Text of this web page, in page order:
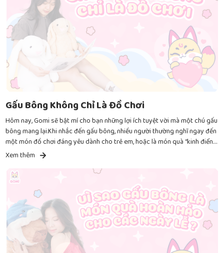
Gấu Bông Không Chỉ Là Đồ Chơi
Hôm nay, Gomi sẽ bật mí cho bạn những lợi ích tuyệt vời mà một chú gấu
bông mang lại.Khi nhắc đến gấu bông, nhiều người thường nghĩ ngay đến
một món đồ chơi đáng yêu dành cho trẻ em, hoặc là món quà “kinh điển”
trong các dịp đặc biệt như sinh nhật, Valentine. Nhưng thực tế, gấu bông
ngờ mà ít ai ngờ tới.
Xem thêm